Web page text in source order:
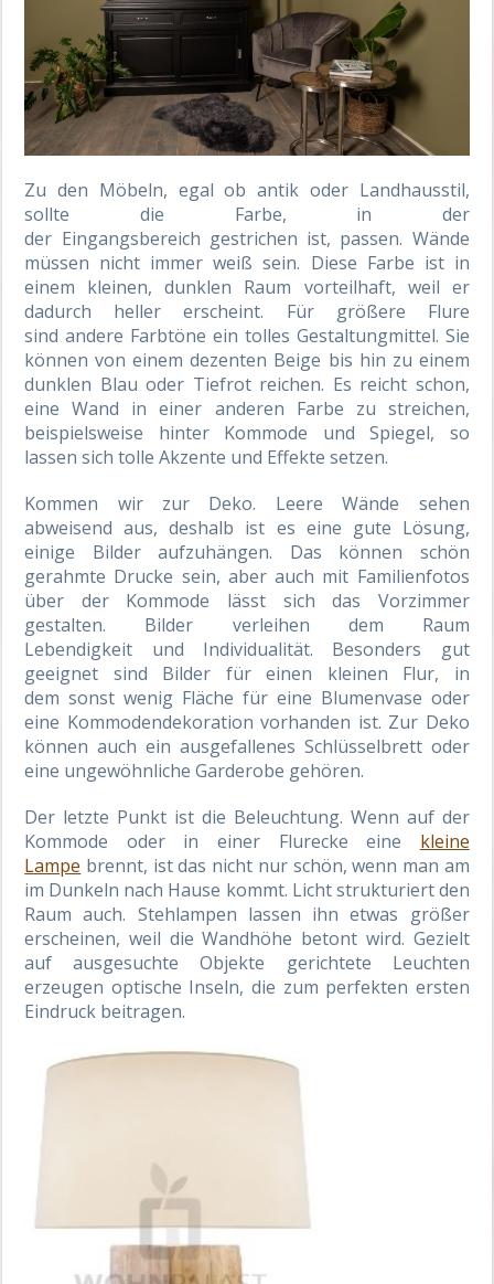
Zu den Möbeln, egal ob antik oder Landhausstil,
sollte die Farbe, in der
der Eingangsbereich gestrichen ist, passen. Wände
müssen nicht immer weiß sein. Diese Farbe ist in
einem kleinen, dunklen Raum vorteilhaft, weil er
dadurch heller erscheint. Für größere Flure
sindandere Farbtöne ein tolles Gestaltungmittel. Sie
können von einem dezenten Beige bis hin zu einem
dunklen Blau oder Tiefrot reichen. Es reicht schon,
eine Wand in einer anderen Farbe zu streichen,
beispielsweise hinter Kommode und Spiegel, so
lassen sich tolle Akzente und Effekte setzen.
Kommen wir zur Deko. Leere Wände sehen
abweisend aus, deshalb ist es eine gute Lösung,
einige Bilder aufzuhängen. Das können schön
gerahmte Drucke sein, aber auch mit Familienfotos
über der Kommode lässt sich das Vorzimmer
gestalten. Bilder verleihen dem Raum
Lebendigkeit und Individualität. Besonders gut
geeignet sind Bilder für einen kleinen Flur, in
dem sonst wenig Fläche für eine Blumenvase oder
eine Kommodendekoration vorhanden ist. Zur Deko
können auch ein ausgefallenes Schlüsselbrett oder
eine ungewöhnliche Garderobe gehören.
Der letzte Punkt ist die Beleuchtung. Wenn auf der
Kommode oder in einer Flurecke eine kleine
Lampe brennt, ist das nicht nur schön, wenn man am
im Dunkeln nach Hause kommt. Licht strukturiert den
Raum auch. Stehlampen lassen ihn etwas größer
erscheinen, weil die Wandhöhe betont wird. Gezielt
auf ausgesuchte Objekte gerichtete Leuchten
erzeugen optische Inseln, die zum perfekten ersten
Eindruck beitragen.